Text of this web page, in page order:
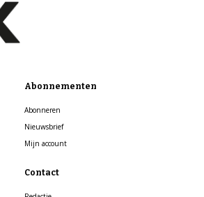
Abonnementen
Abonneren
Nieuwsbrief
Mijn account
Contact